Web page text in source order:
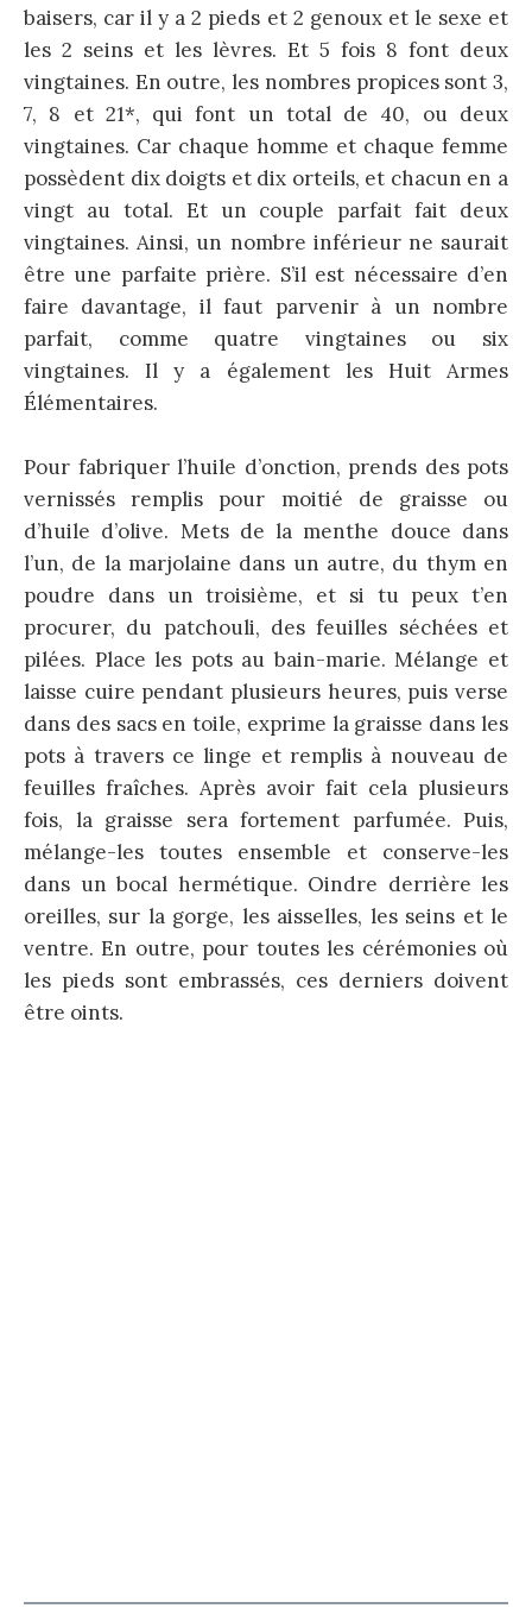
baisers, car il y a 2 pieds et 2 genoux et le sexe et
les 2 seins et les lèvres. Et 5 fois 8 font deux
vingtaines. En outre, les nombres propices sont 3,
7, 8 et 21*, qui font un total de 40, ou deux
vingtaines. Car chaque homme et chaque femme
possèdent dix doigts et dix orteils, et chacun en a
vingt au total. Et un couple parfait fait deux
vingtaines. Ainsi, un nombre inférieur ne saurait
être une parfaite prière. S’il est nécessaire d’en
faire davantage, il faut parvenir à un nombre
parfait, comme quatre vingtaines ou six
vingtaines. Il y a également les Huit Armes
Élémentaires.
Pour fabriquer l’huile d’onction, prends des pots
vernissés remplis pour moitié de graisse ou
d’huile d’olive. Mets de la menthe douce dans
l’un, de la marjolaine dans un autre, du thym en
poudre dans un troisième, et si tu peux t’en
procurer, du patchouli, des feuilles séchées et
pilées. Place les pots au bain-marie. Mélange et
laisse cuire pendant plusieurs heures, puis verse
dans des sacs en toile, exprime la graisse dans les
pots à travers ce linge et remplis à nouveau de
feuilles fraîches. Après avoir fait cela plusieurs
fois, la graisse sera fortement parfumée. Puis,
mélange-les toutes ensemble et conserve-les
dans un bocal hermétique. Oindre derrière les
oreilles, sur la gorge, les aisselles, les seins et le
ventre. En outre, pour toutes les cérémonies où
les pieds sont embrassés, ces derniers doivent
être oints.